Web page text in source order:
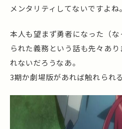
メンタリティしてないですよね。
本人も望まず勇者になった（
られた義務という話も先々あ
れないだろうなあ。
3期か劇場版があれば触れられ